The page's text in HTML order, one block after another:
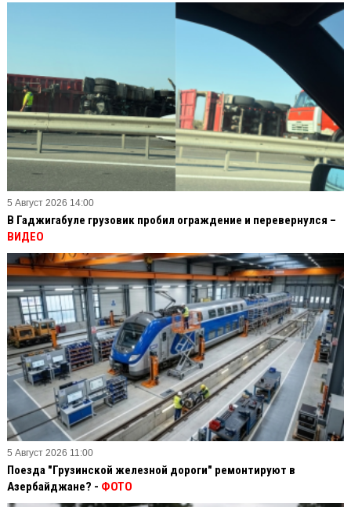
5 Август 2026 14:00
В Гаджигабуле грузовик пробил ограждение и перевернулся –
ВИДЕО
5 Август 2026 11:00
Поезда "Грузинской железной дороги" ремонтируют в
Азербайджане? - ФОТО